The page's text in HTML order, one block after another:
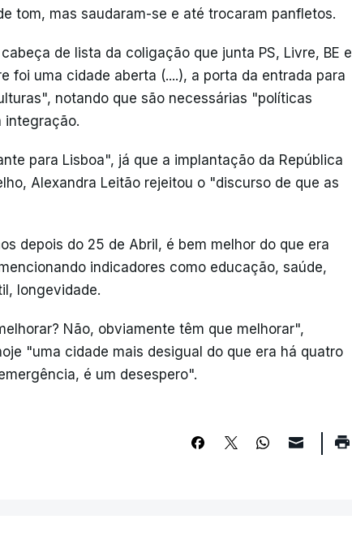
tom, mas saudaram-se e até trocaram panfletos.
de lista da coligação que junta PS, Livre, BE e
foi uma cidade aberta (....), a porta da entrada para
notando que são necessárias "políticas
integração.
para Lisboa", já que a implantação da República
Alexandra Leitão rejeitou o "discurso de que as
depois do 25 de Abril, é bem melhor do que era
indicadores como educação, saúde,
longevidade.
Não, obviamente têm que melhorar",
"uma cidade mais desigual do que era há quatro
é um desespero".